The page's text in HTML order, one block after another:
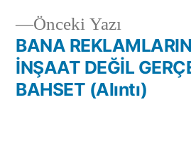
gezinmesi
Önceki YazıÖnceki
yazı:
BANA
İNŞAAT DEĞİL
BAHSET (Alıntı)